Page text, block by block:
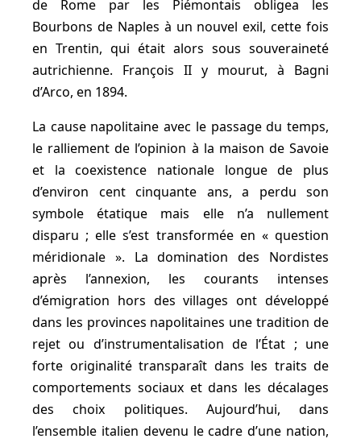
de Rome par les Piémontais obligea les
Bourbons de Naples à un nouvel exil, cette fois
en Trentin, qui était alors sous souveraineté
autrichienne. François II y mourut, à Bagni
d’Arco, en 1894.
La cause napolitaine avec le passage du temps,
le ralliement de l’opinion à la maison de Savoie
et la coexistence nationale longue de plus
d’environ cent cinquante ans, a perdu son
symbole étatique mais elle n’a nullement
disparu ; elle s’est transformée en « question
méridionale ». La domination des Nordistes
après l’annexion, les courants intenses
d’émigration hors des villages ont développé
dans les provinces napolitaines une tradition de
rejet ou d’instrumentalisation de l’État ; une
forte originalité transparaît dans les traits de
comportements sociaux et dans les décalages
des choix politiques. Aujourd’hui, dans
l’ensemble italien devenu le cadre d’une nation,